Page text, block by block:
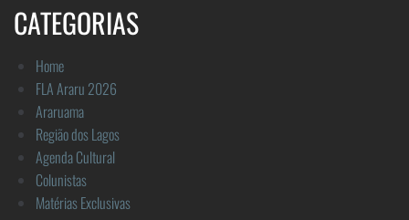
CATEGORIAS
Home
FLA Araru 2026
Araruama
Região dos Lagos
Agenda Cultural
Colunistas
Matérias Exclusivas